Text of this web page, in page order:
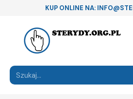
KUP ONLINE NA: